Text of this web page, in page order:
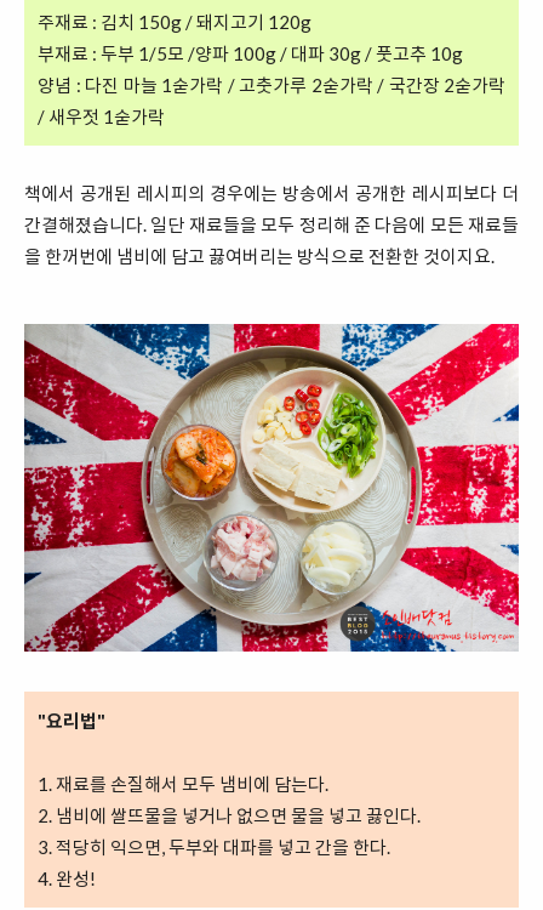
주재료 : 김치 150g / 돼지고기 120g
부재료 : 두부 1/5모 /양파 100g / 대파 30g / 풋고추 10g
양념 : 다진 마늘 1숟가락 / 고춧가루 2숟가락 / 국간장 2숟가락
/ 새우젓 1숟가락
책에서 공개된 레시피의 경우에는 방송에서 공개한 레시피보다 더
간결해졌습니다. 일단 재료들을 모두 정리해 준 다음에 모든 재료들
을 한꺼번에 냄비에 담고 끓여버리는 방식으로 전환한 것이지요.
"요리법"
1. 재료를 손질해서 모두 냄비에 담는다.
2. 냄비에 쌀뜨물을 넣거나 없으면 물을 넣고 끓인다.
3. 적당히 익으면, 두부와 대파를 넣고 간을 한다.
4. 완성!